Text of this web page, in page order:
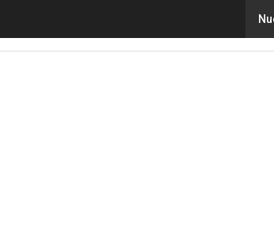
Ciberseguridad